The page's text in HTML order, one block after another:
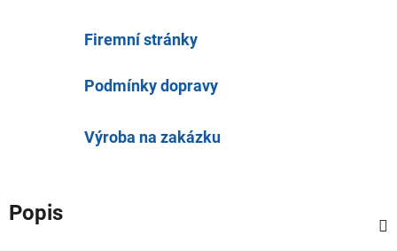
Firemní stránky
Podmínky dopravy
Výroba na zakázku
Popis